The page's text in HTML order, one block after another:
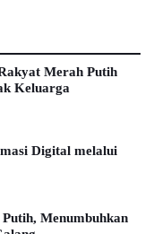
Merah Putih
Keluarga
Digital melalui
Menumbuhkan